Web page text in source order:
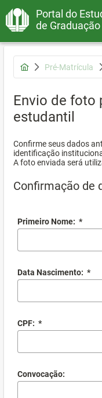
Portal do
de Graduação
Pré-Matrícula
Envio de foto
estudantil
Confirme seus dados
identificação
A foto enviada será
Confirmação de
Primeiro Nome: *
Data Nascimento: *
CPF: *
Convocação: